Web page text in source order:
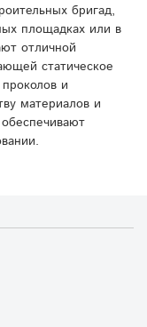
бригад,
площадках или в
отличной
статическое
и
материалов и